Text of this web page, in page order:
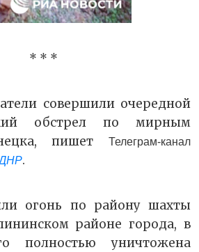
* * *
совершили очередной
обстрел по мирным
пишет
Телеграм-канал
ДНР.
огонь по району шахты
районе города, в
полностью уничтожена